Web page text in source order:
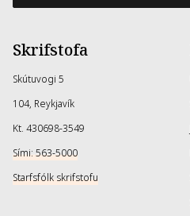
Skrifstofa
Skútuvogi 5
104, Reykjavík
Kt. 430698-3549
Sími: 563-5000
Starfsfólk skrifstofu